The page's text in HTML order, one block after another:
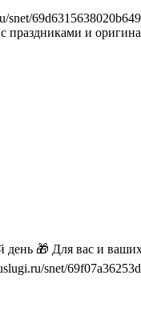
snet/
и
🎁 Для вас и
snet/